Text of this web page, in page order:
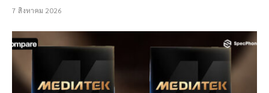
7 สิงหาคม 2026